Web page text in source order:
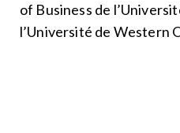
of Business de
l’Université de Western